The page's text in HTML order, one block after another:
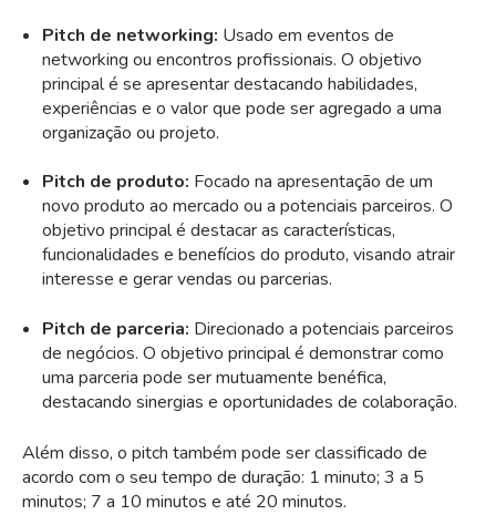
Pitch de networking: Usado em eventos de
networking ou encontros profissionais. O objetivo
principal é se apresentar destacando habilidades,
experiências e o valor que pode ser agregado a uma
organização ou projeto.
Pitch de produto: Focado na apresentação de um
novo produto ao mercado ou a potenciais parceiros. O
objetivo principal é destacar as características,
funcionalidades e benefícios do produto, visando atrair
interesse e gerar vendas ou parcerias.
Pitch de parceria: Direcionado a potenciais parceiros
de negócios. O objetivo principal é demonstrar como
uma parceria pode ser mutuamente benéfica,
destacando sinergias e oportunidades de colaboração.
Além disso, o pitch também pode ser classificado de
acordo com o seu tempo de duração: 1 minuto; 3 a 5
minutos; 7 a 10 minutos e até 20 minutos.